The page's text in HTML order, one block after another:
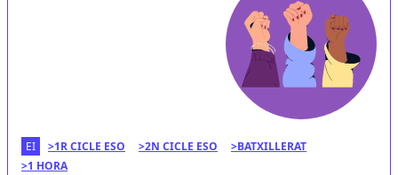
EI 1R CICLE ESO 2N CICLE ESO
BATXILLERAT
1 HORA